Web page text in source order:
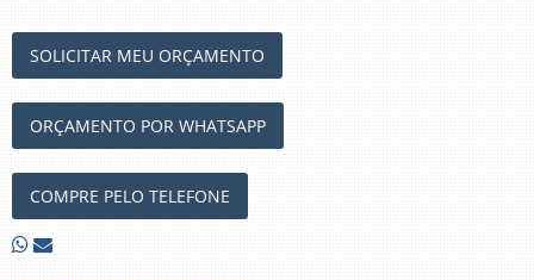
SOLICITAR MEU ORÇAMENTO
ORÇAMENTO POR WHATSAPP
COMPRE PELO TELEFONE